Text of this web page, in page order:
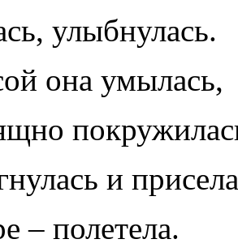
улыбнулась.
она умылась,
и
– полетела.